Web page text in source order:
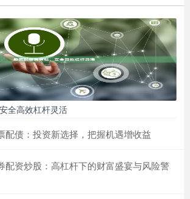
全高效杠杆灵活
配债：投资新选择，把握机遇增收益
配资炒股：高杠杆下的财富盛宴与风险警